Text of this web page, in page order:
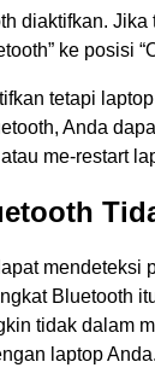
diaktifkan.
ke posisi
tetapi
Anda
me-restart
mendeteksi
Bluetooth
tidak dalam
laptop Anda.